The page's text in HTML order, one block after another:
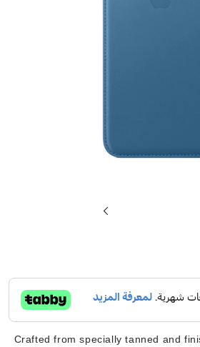
Crafted from specially tanned and